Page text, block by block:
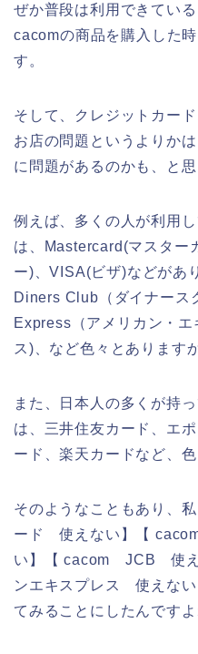
ぜか普段は利用できてい
cacomの商品を購入した
す。
そして、クレジットカー
お店の問題というよりか
に問題があるのかも、と思
例えば、多くの人が利用
は、Mastercard(マスター
ー)、VISA(ビザ)などがあ
Diners Club（ダイナース
Express（アメリカン・
ス)、など色々とあります
また、日本人の多くが持
は、三井住友カード、エ
ード、楽天カードなど、
そのようなこともあり、
ード 使えない】【
い】【 cacom JCB 使
ンエキスプレス 使えな
てみることにしたんですよ